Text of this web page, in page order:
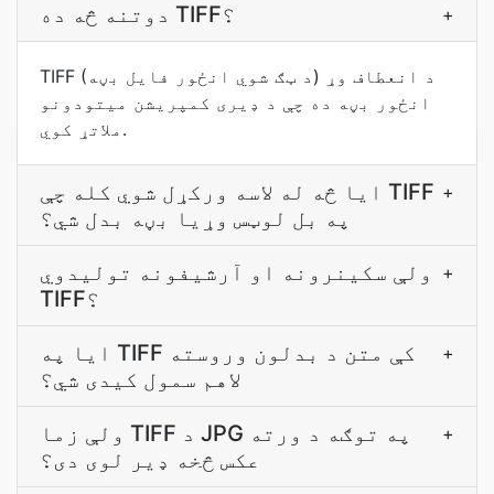
دوتنه څه ده TIFF؟ +
TIFF (د ټګ شوي انځور فایل بڼه) د انعطاف وړ
انځور بڼه ده چې د ډیری کمپریشن میتودونو
ملاتړ کوي.
ایا څه له لاسه ورکړل شوي کله چې TIFF
په بل لوټس وړیا بڼه بدل شي؟
+
ولې سکینرونه او آرشیفونه تولیدوي
TIFF؟
+
ایا په TIFF کې متن د بدلون وروسته
لاهم سمول کیدی شي؟
+
ولې زما TIFF د JPG په توګه د ورته
عکس څخه ډیر لوی دی؟
+